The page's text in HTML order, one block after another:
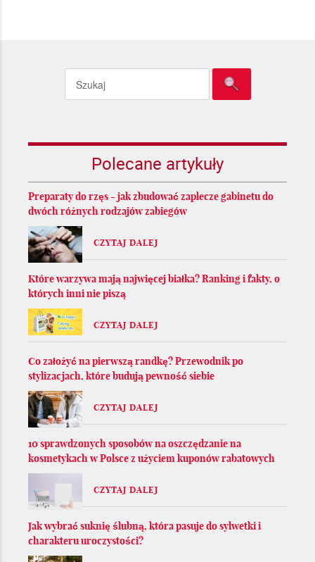
Polecane artykuły
Preparaty do rzęs - jak zbudować zaplecze gabinetu do
dwóch różnych rodzajów zabiegów
CZYTAJ DALEJ
Które warzywa mają najwięcej białka? Ranking i fakty, o
których inni nie piszą
CZYTAJ DALEJ
Co założyć na pierwszą randkę? Przewodnik po
stylizacjach, które budują pewność siebie
CZYTAJ DALEJ
10 sprawdzonych sposobów na oszczędzanie na
kosmetykach w Polsce z użyciem kuponów rabatowych
CZYTAJ DALEJ
Jak wybrać suknię ślubną, która pasuje do sylwetki i
charakteru uroczystości?